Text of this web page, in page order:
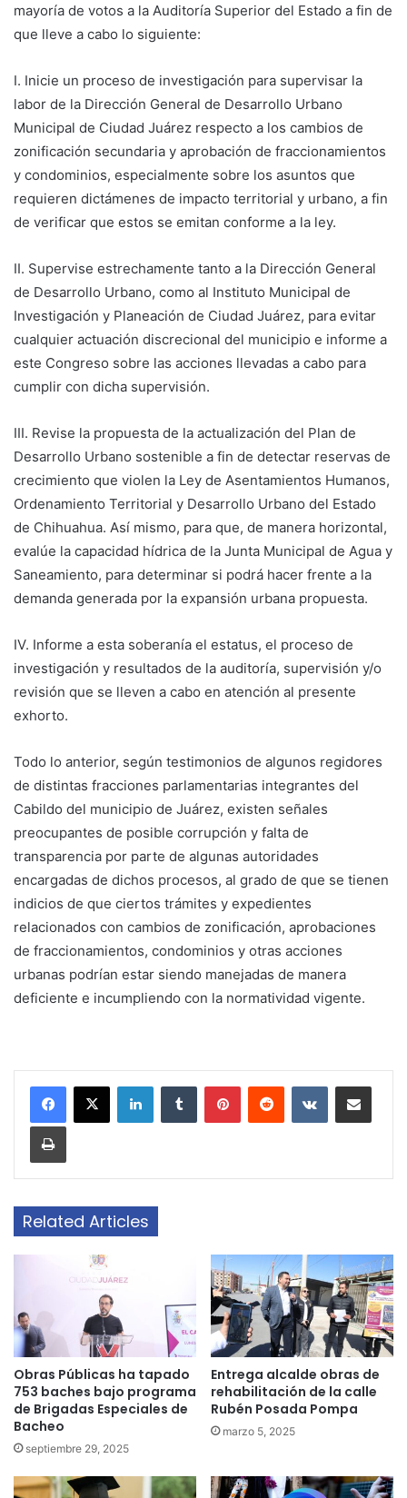
mayoría de votos a la Auditoría Superior del Estado a fin de
que lleve a cabo lo siguiente:
I. Inicie un proceso de investigación para supervisar la
labor de la Dirección General de Desarrollo Urbano
Municipal de Ciudad Juárez respecto a los cambios de
zonificación secundaria y aprobación de fraccionamientos
y condominios, especialmente sobre los asuntos que
requieren dictámenes de impacto territorial y urbano, a fin
de verificar que estos se emitan conforme a la ley.
II. Supervise estrechamente tanto a la Dirección General
de Desarrollo Urbano, como al Instituto Municipal de
Investigación y Planeación de Ciudad Juárez, para evitar
cualquier actuación discrecional del municipio e informe a
este Congreso sobre las acciones llevadas a cabo para
cumplir con dicha supervisión.
III. Revise la propuesta de la actualización del Plan de
Desarrollo Urbano sostenible a fin de detectar reservas de
crecimiento que violen la Ley de Asentamientos Humanos,
Ordenamiento Territorial y Desarrollo Urbano del Estado
de Chihuahua. Así mismo, para que, de manera horizontal,
evalúe la capacidad hídrica de la Junta Municipal de Agua y
Saneamiento, para determinar si podrá hacer frente a la
demanda generada por la expansión urbana propuesta.
IV. Informe a esta soberanía el estatus, el proceso de
investigación y resultados de la auditoría, supervisión y/o
revisión que se lleven a cabo en atención al presente
exhorto.
Todo lo anterior, según testimonios de algunos regidores
de distintas fracciones parlamentarias integrantes del
Cabildo del municipio de Juárez, existen señales
preocupantes de posible corrupción y falta de
transparencia por parte de algunas autoridades
encargadas de dichos procesos, al grado de que se tienen
indicios de que ciertos trámites y expedientes
relacionados con cambios de zonificación, aprobaciones
de fraccionamientos, condominios y otras acciones
urbanas podrían estar siendo manejadas de manera
deficiente e incumpliendo con la normatividad vigente.
LinkedInTumblr PinterestReddit VKontakteShare via Email
Print
Related Articles
Obras Públicas ha tapado
753 baches bajo programa
de Brigadas Especiales de
Bacheo
septiembre 29, 2025
Entrega alcalde obras de
rehabilitación de la calle
Rubén Posada Pompa
marzo 5, 2025